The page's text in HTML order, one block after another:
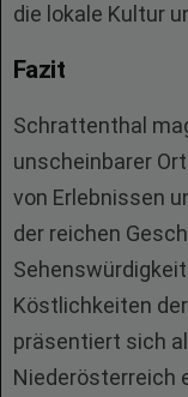
die lokale Kultur
Fazit
Schrattenthal
unscheinbarer
von Erlebnissen
der reichen
Köstlichkeiten
präsentiert sich
Niederösterreich